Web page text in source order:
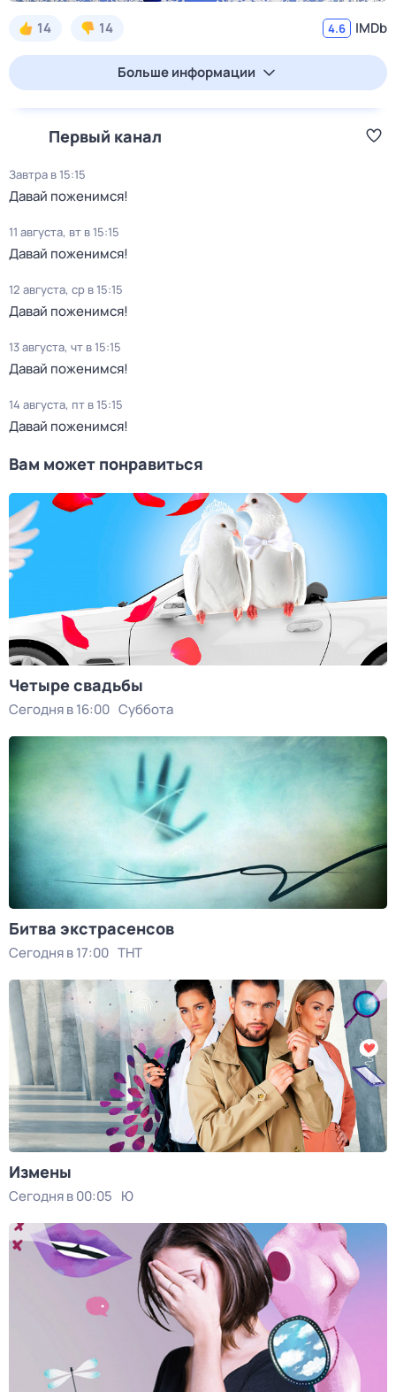
14 14 4.6 IMDb
Больше информации
Первый канал
Завтра в 15:15
Давай поженимся!
11 августа, вт в 15:15
Давай поженимся!
12 августа, ср в 15:15
Давай поженимся!
13 августа, чт в 15:15
Давай поженимся!
14 августа, пт в 15:15
Давай поженимся!
Вам может понравиться
Четыре свадьбы
Сегодня в 16:00 Суббота
Битва экстрасенсов
Сегодня в 17:00 ТНТ
Измены
Сегодня в 00:05 Ю